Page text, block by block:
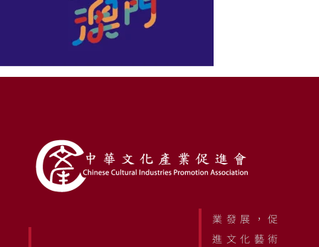
業發展，促
進文化藝術